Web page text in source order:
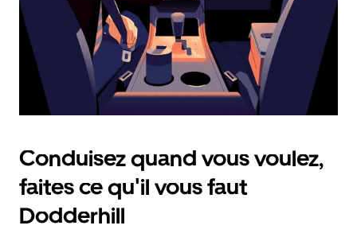
d'échappement
pour
fermer
calendrier.
Conduisez quand vous voulez,
faites ce qu'il vous faut
Dodderhill